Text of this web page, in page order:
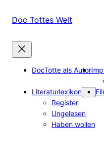
InhaltDoc Tottes Welt
DocTotte als Autor
Literaturlexikon
Register
Ungelesen
Haben wollen